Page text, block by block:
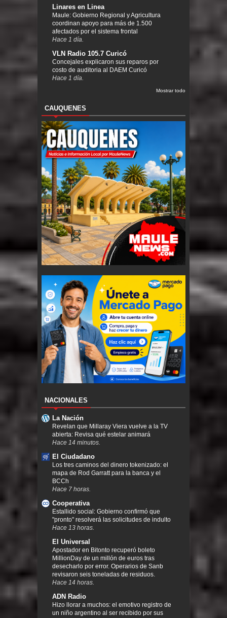
Linares en Linea
Maule: Gobierno Regional y Agricultura
coordinan apoyo para más de 1.500
afectados por el sistema frontal
Hace 1 día.
VLN Radio 105.7 Curicó
Concejales explicaron sus reparos por
costo de auditoria al DAEM Curicó
Hace 1 día.
Mostrar todo
CAUQUENES
NACIONALES
La Nación
Revelan que Millaray Viera vuelve a la TV
abierta: Revisa qué estelar animará
Hace 14 minutos.
El Ciudadano
Los tres caminos del dinero tokenizado: el
mapa de Rod Garratt para la banca y el
BCCh
Hace 7 horas.
Cooperativa
Estallido social: Gobierno confirmó que
"pronto" resolverá las solicitudes de indulto
Hace 13 horas.
El Universal
Apostador en Bitonto recuperó boleto
MillionDay de un millón de euros tras
desecharlo por error. Operarios de Sanb
revisaron seis toneladas de residuos.
Hace 14 horas.
ADN Radio
Hizo llorar a muchos: el emotivo registro de
un niño argentino al ser recibido por sus